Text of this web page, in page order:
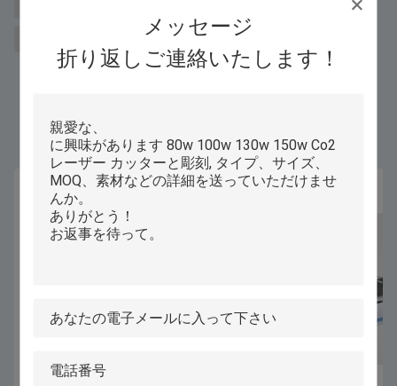
メッセージ
折り返しご連絡いたします！
CO2 レーザー彫刻機、CO2 レーザー彫刻切断機
同じようなプロダクト